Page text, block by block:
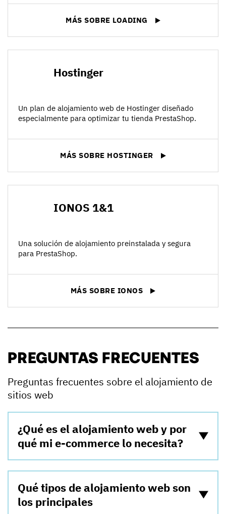
MÁS SOBRE LOADING
Hostinger
Un plan de alojamiento web de Hostinger diseñado
especialmente para optimizar tu tienda PrestaShop.
MÁS SOBRE HOSTINGER
IONOS 1&1
Una solución de alojamiento preinstalada y segura
para PrestaShop.
MÁS SOBRE IONOS
PREGUNTAS FRECUENTES
Preguntas frecuentes sobre el alojamiento de
sitios web
¿Qué es el alojamiento web y por
qué mi e-commerce lo necesita?
Qué tipos de alojamiento web son
los principales